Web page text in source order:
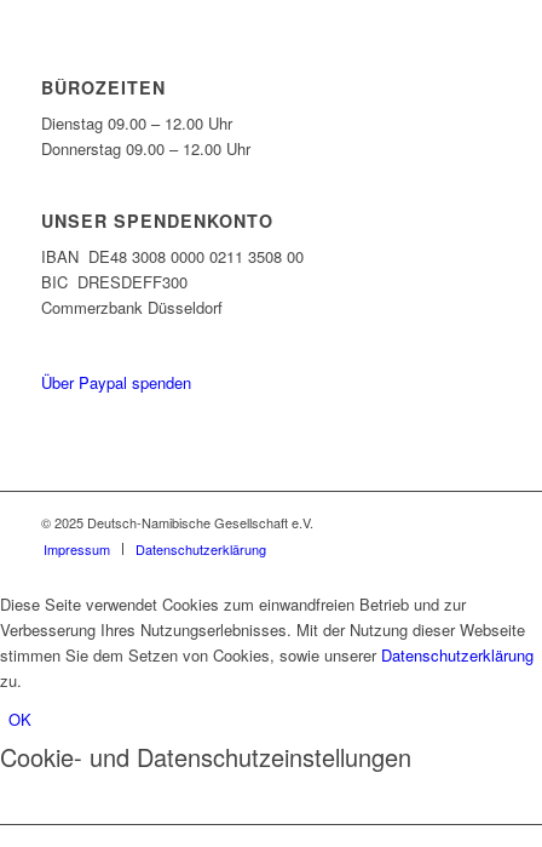
BÜROZEITEN
Dienstag 09.00 – 12.00 Uhr
Donnerstag 09.00 – 12.00 Uhr
UNSER SPENDENKONTO
IBAN DE48 3008 0000 0211 3508 00
BIC DRESDEFF300
Commerzbank Düsseldorf
Über Paypal spenden
© 2025 Deutsch-Namibische Gesellschaft e.V.
Impressum
Datenschutzerklärung
Diese Seite verwendet Cookies zum einwandfreien Betrieb und zur
Verbesserung Ihres Nutzungserlebnisses. Mit der Nutzung dieser Webseite
stimmen Sie dem Setzen von Cookies, sowie unserer Datenschutzerklärung
zu.
OK
Cookie- und Datenschutzeinstellungen